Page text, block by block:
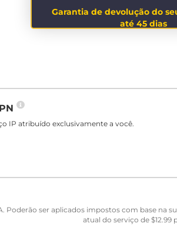
Garantia de devolução do
até 45 dias
IP atribuído exclusivamente a você.
Poderão ser aplicados impostos com base
atual do serviço de $12.99